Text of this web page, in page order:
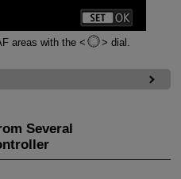
areas with the dial.
Several